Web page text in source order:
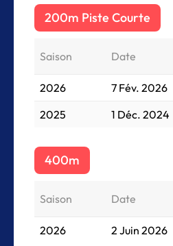
200m Piste Courte
Saison Date
2026 7 Fév. 2026
2025
1 Déc. 2024
400m
Saison Date
2026 2 Juin 2026